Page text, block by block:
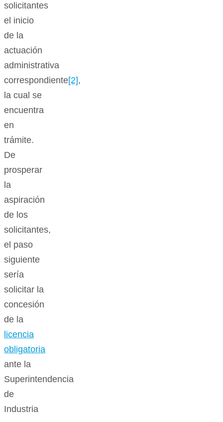
solicitantes
el inicio
de la
actuación
administrativa
correspondiente[2],
la cual se
encuentra
en
trámite.
De
prosperar
la
aspiración
de los
solicitantes,
el paso
siguiente
sería
solicitar la
concesión
de la
licencia
obligatoria
ante la
Superintendencia
de
Industria